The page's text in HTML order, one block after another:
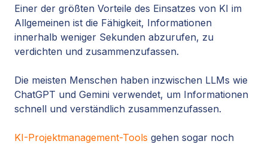
Einer der größten Vorteile des Einsatzes von KI im
Allgemeinen ist die Fähigkeit, Informationen
innerhalb weniger Sekunden abzurufen, zu
verdichten und zusammenzufassen.
Die meisten Menschen haben inzwischen LLMs wie
ChatGPT und Gemini verwendet, um Informationen
schnell und verständlich zusammenzufassen.
KI-Projektmanagement-Tools gehen sogar noch